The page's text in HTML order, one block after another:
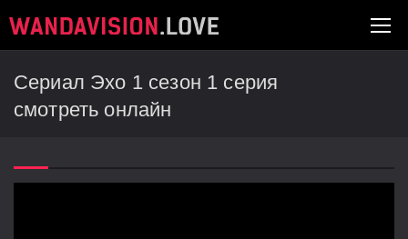
Сериал Эхо 1 сезон 1 серия
смотреть онлайн